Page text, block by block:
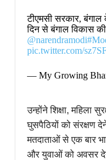
टीएमसी सरकार,
दिन से बंगाल विकास
@narendramodi
pic.twitter.com/
— My Growing
उन्होंने शिक्षा, महिला
घुसपैठियों को संरक्षण
मतदाताओं से एक बार
और युवाओं को अवसर देने